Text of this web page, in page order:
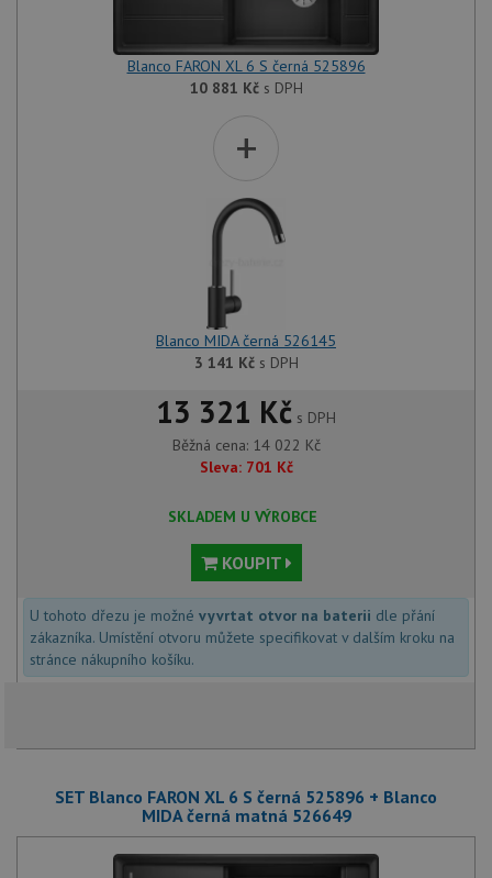
Blanco FARON XL 6 S černá 525896
10 881 Kčs DPH
+
Blanco MIDA černá 526145
3 141 Kčs DPH
13 321 Kč s DPH
Běžná cena: 14 022 Kč
Sleva: 701 Kč
SKLADEM U VÝROBCE
KOUPIT
U tohoto dřezu je možné vyvrtat otvor na baterii dle přání
zákazníka. Umístění otvoru můžete specifikovat v dalším kroku na
stránce nákupního košíku.
SET Blanco FARON XL 6 S černá 525896 + Blanco
MIDA černá matná 526649